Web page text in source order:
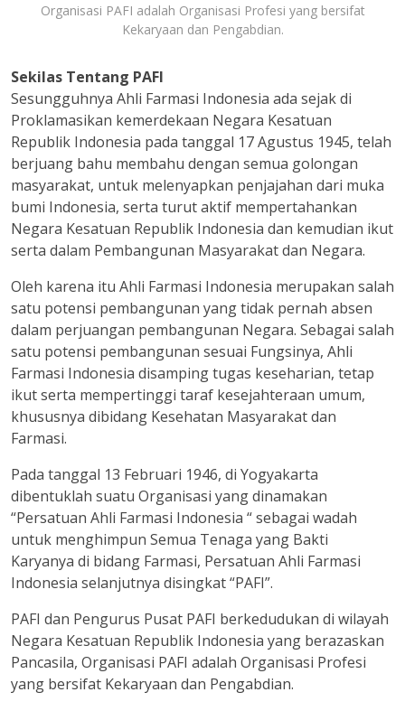
Organisasi PAFI adalah Organisasi Profesi yang bersifat
Kekaryaan dan Pengabdian.
Sekilas Tentang PAFI
Sesungguhnya Ahli Farmasi Indonesia ada sejak di
Proklamasikan kemerdekaan Negara Kesatuan
Republik Indonesia pada tanggal 17 Agustus 1945, telah
berjuang bahu membahu dengan semua golongan
masyarakat, untuk melenyapkan penjajahan dari muka
bumi Indonesia, serta turut aktif mempertahankan
Negara Kesatuan Republik Indonesia dan kemudian ikut
serta dalam Pembangunan Masyarakat dan Negara.
Oleh karena itu Ahli Farmasi Indonesia merupakan salah
satu potensi pembangunan yang tidak pernah absen
dalam perjuangan pembangunan Negara. Sebagai salah
satu potensi pembangunan sesuai Fungsinya, Ahli
Farmasi Indonesia disamping tugas keseharian, tetap
ikut serta mempertinggi taraf kesejahteraan umum,
khususnya dibidang Kesehatan Masyarakat dan
Farmasi.
Pada tanggal 13 Februari 1946, di Yogyakarta
dibentuklah suatu Organisasi yang dinamakan
“Persatuan Ahli Farmasi Indonesia “ sebagai wadah
untuk menghimpun Semua Tenaga yang Bakti
Karyanya di bidang Farmasi, Persatuan Ahli Farmasi
Indonesia selanjutnya disingkat “PAFI”.
PAFI dan Pengurus Pusat PAFI berkedudukan di wilayah
Negara Kesatuan Republik Indonesia yang berazaskan
Pancasila, Organisasi PAFI adalah Organisasi Profesi
yang bersifat Kekaryaan dan Pengabdian.